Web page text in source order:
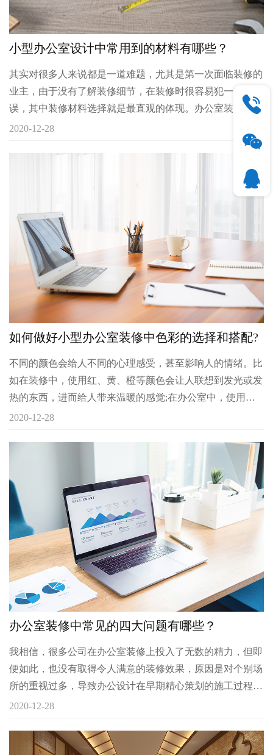
量小，送风焓差大，降温和除湿同时进行；而机房内显热量
占全部热量的90%以上，它包括设备本身发热、照明发热
量、通过墙壁、天花、窗户、地板的导热量，以及阳光辐射
热，通过缝隙的渗透风和新风热量等。这些发热量产生的湿
量很小，因此采用舒适性空调势必造成机房
小型办公室设计中常用到的材料有哪些？
其实对很多人来说都是一道难题，尤其是第一次面临装修的
业主，由于没有了解装修细节，在装修时很容易犯一些错
误，其中装修材料选择就是最直观的体现。办公室装修整体
品质影响着整个公司办公效率和企业形象，装修材料合理的
运用可以给办公室带来不一样的效果，如果装修材料选择不
2020-12-28
如何做好小型办公室装修中色彩的选择和搭配?
不同的颜色会给人不同的心理感受，甚至影响人的情绪。比
如在装修中，使用红、黄、橙等颜色会让人联想到发光或发
热的东西，进而给人带来温暖的感觉;在办公室中，使用
蓝、绿、白等主色调会让人联想到海洋、阴凉、冰雪等东
2020-12-28
办公室装修中常见的四大问题有哪些？
我相信，很多公司在办公室装修上投入了无数的精力，但即
便如此，也没有取得令人满意的装修效果，原因是对个别场
所的重视过多，导致办公设计在早期精心策划的施工过程中
不断被修改，造成各种问题。
2020-12-28